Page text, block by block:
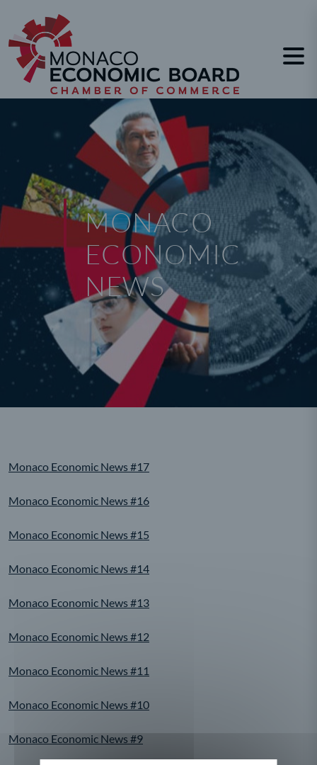
MONACO
ECONOMIC
NEWS
Monaco Economic News #17
Monaco Economic News #16
Monaco Economic News #15
Monaco Economic News #14
Monaco Economic News #13
Monaco Economic News #12
Monaco Economic News #11
Monaco Economic News #10
Monaco Economic News #9